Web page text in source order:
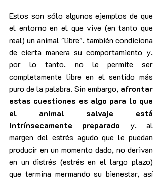
Estos son sólo algunos ejemplos de que
el entorno en el que vive (en tanto que
real) un animal "libre", también condiciona
de cierta manera su comportamiento y,
por lo tanto, no le permite ser
completamente libre en el sentido más
puro de la palabra. Sin embargo, afrontar
estas cuestiones es algo para lo que
el animal salvaje está
intrínsecamente preparado y, al
margen del estrés agudo que le puedan
producir en un momento dado, no derivan
en un distrés (estrés en el largo plazo)
que termina mermando su bienestar, así